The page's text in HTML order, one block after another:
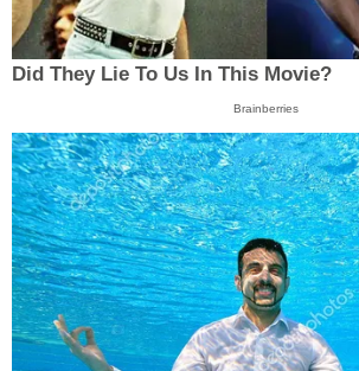
Did They Lie To Us In This Movie?
Brainberries